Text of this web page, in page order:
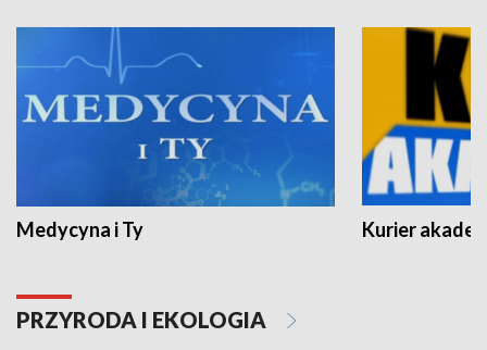
Medycyna i Ty Kurier
PRZYRODA I EKOLOGIA